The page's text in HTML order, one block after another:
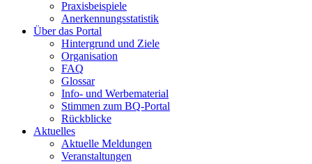
Praxisbeispiele
Anerkennungsstatistik
Über das Portal
Hintergrund und Ziele
Organisation
FAQ
Glossar
Info- und Werbematerial
Stimmen zum BQ-Portal
Rückblicke
Aktuelles
Aktuelle Meldungen
Veranstaltungen